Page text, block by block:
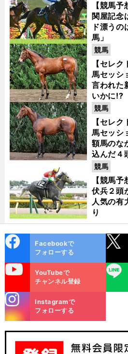
【競馬
関屋記
ド漂うの
馬」
【セレ
馬セッシ
言われた
いかに!?
競馬
【セレ
馬セッシ
額馬のな
込んだ４
競馬
【競馬
伏兵２頭
人気の有
り
競馬
ok
Facebookで
フォローする
YouTubeで
チャンネル登録
LINE
m
Instagramで
フォローする